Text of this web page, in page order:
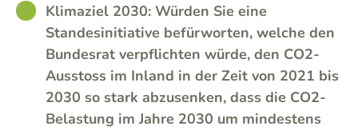
GOODKlimaziel 2030: Würden Sie eine
Standesinitiative befürworten, welche den
Bundesrat verpflichten würde, den CO2-
Ausstoss im Inland in der Zeit von 2021 bis
2030 so stark abzusenken, dass die CO2-
Belastung im Jahre 2030 um mindestens